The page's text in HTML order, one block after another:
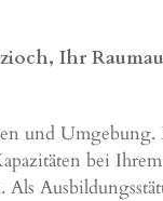
Ihr
und
bei